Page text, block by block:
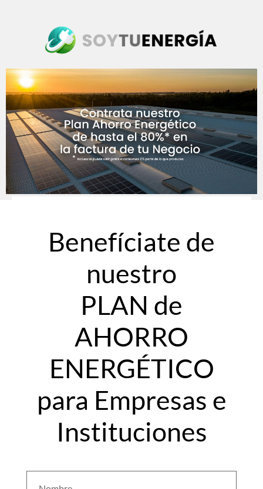
Benefíciate de
nuestro
PLAN de
AHORRO
ENERGÉTICO
para Empresas e
Instituciones